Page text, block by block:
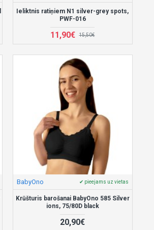
Ieliktnis ratiņiem N1 silver-grey spots,
PWF-016
11,90€ 15,50€
BabyOno ✔ pieejams uz vietas
Krūšturis barošanai BabyOno 585 Silver
ions, 75/80D black
20,90€